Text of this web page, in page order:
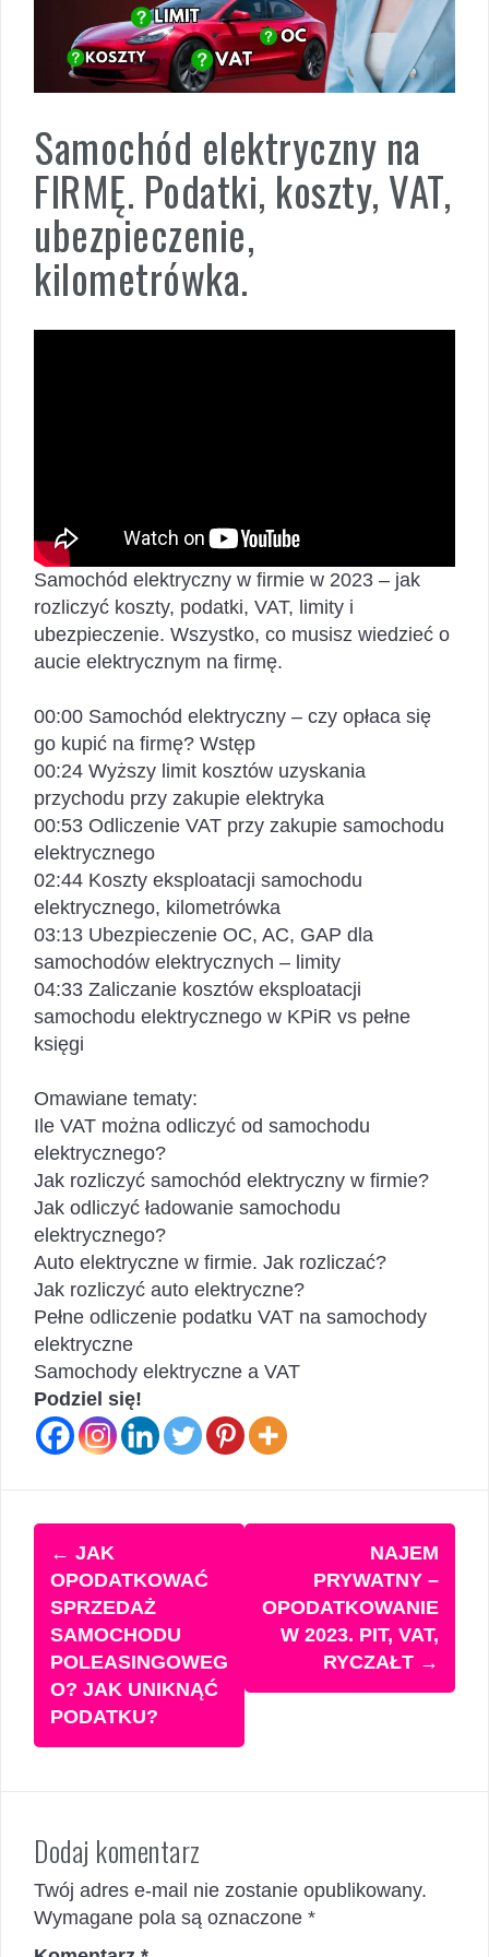
Samochód elektryczny na
FIRMĘ. Podatki, koszty, VAT,
ubezpieczenie,
kilometrówka.
Samochód elektryczny w firmie w 2023 – jak
rozliczyć koszty, podatki, VAT, limity i
ubezpieczenie. Wszystko, co musisz wiedzieć o
aucie elektrycznym na firmę.
00:00 Samochód elektryczny – czy opłaca się
go kupić na firmę? Wstęp
00:24 Wyższy limit kosztów uzyskania
przychodu przy zakupie elektryka
00:53 Odliczenie VAT przy zakupie samochodu
elektrycznego
02:44 Koszty eksploatacji samochodu
elektrycznego, kilometrówka
03:13 Ubezpieczenie OC, AC, GAP dla
samochodów elektrycznych – limity
04:33 Zaliczanie kosztów eksploatacji
samochodu elektrycznego w KPiR vs pełne
księgi
Omawiane tematy:
Ile VAT można odliczyć od samochodu
elektrycznego?
Jak rozliczyć samochód elektryczny w firmie?
Jak odliczyć ładowanie samochodu
elektrycznego?
Auto elektryczne w firmie. Jak rozliczać?
Jak rozliczyć auto elektryczne?
Pełne odliczenie podatku VAT na samochody
elektryczne
Samochody elektryczne a VAT
Podziel się!
Zobacz
wpisy
← JAK
OPODATKOWAĆ
SPRZEDAŻ
SAMOCHODU
POLEASINGOWEG
O? JAK UNIKNĄĆ
PODATKU?
NAJEM
PRYWATNY –
OPODATKOWANIE
W 2023. PIT, VAT,
RYCZAŁT →
Dodaj komentarz
Twój adres e-mail nie zostanie opublikowany.
Wymagane pola są oznaczone *